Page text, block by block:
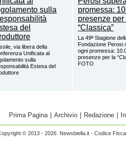
via libera della
Unificata al
sulla
Estesa del
La 49ª Stagione
Fondazione Perosi
ogni promessa:
presenze per la
FOTO
Prima Pagina | Archivio | Redazione |
© 2013 - 2026 Newsbiella.it - Codice